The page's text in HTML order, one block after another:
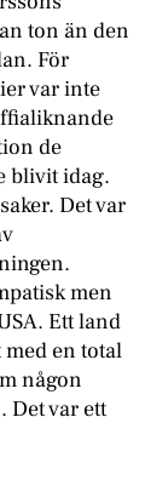
ton än den
För
var inte
de
blivit idag.
Det var
men
Ett land
en total
någon
Det var ett